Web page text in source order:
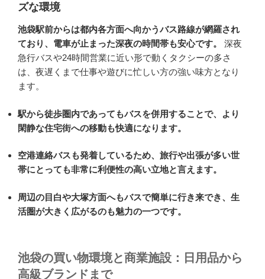
ズな環境
池袋駅前からは都内各方面へ向かうバス路線が網羅され
ており、電車が止まった深夜の時間帯も安心です。
深夜
急行バスや24時間営業に近い形で動くタクシーの多さ
は、夜遅くまで仕事や遊びに忙しい方の強い味方となり
ます。
駅から徒歩圏内であってもバスを併用することで、より
閑静な住宅街への移動も快適になります。
空港連絡バスも発着しているため、旅行や出張が多い世
帯にとっても非常に利便性の高い立地と言えます。
周辺の目白や大塚方面へもバスで簡単に行き来でき、生
活圏が大きく広がるのも魅力の一つです。
池袋の買い物環境と商業施設：日用品から
高級ブランドまで